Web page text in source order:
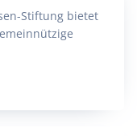
Stiftung bietet